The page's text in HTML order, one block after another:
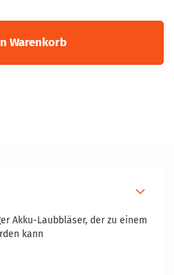
Warenkorb
Akku-Laubbläser, der zu einem
kann